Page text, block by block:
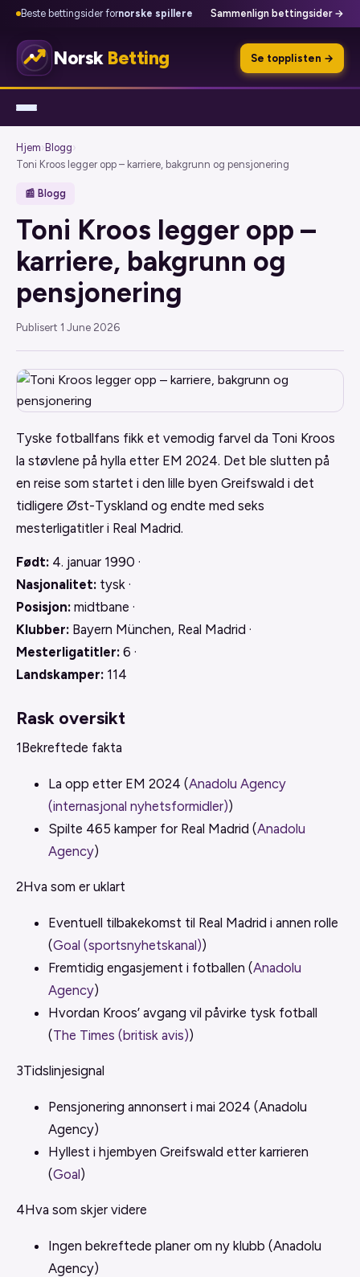
Beste bettingsider fornorske spillere Sammenlign bettingsider →
Norsk Betting Se topplisten →
Hjem› Blogg›
Toni Kroos legger opp – karriere, bakgrunn og pensjonering
📰 Blogg
Toni Kroos legger opp –
karriere, bakgrunn og
pensjonering
Publisert 1 June 2026
Tyske fotballfans fikk et vemodig farvel da Toni Kroos
la støvlene på hylla etter EM 2024. Det ble slutten på
en reise som startet i den lille byen Greifswald i det
tidligere Øst-Tyskland og endte med seks
mesterligatitler i Real Madrid.
Født: 4. januar 1990 ·
Nasjonalitet: tysk ·
Posisjon: midtbane ·
Klubber: Bayern München, Real Madrid ·
Mesterligatitler: 6 ·
Landskamper: 114
Rask oversikt
1Bekreftede fakta
La opp etter EM 2024 (Anadolu Agency
(internasjonal nyhetsformidler))
Spilte 465 kamper for Real Madrid (Anadolu
Agency)
2Hva som er uklart
Eventuell tilbakekomst til Real Madrid i annen rolle
(Goal (sportsnyhetskanal))
Fremtidig engasjement i fotballen (Anadolu
Agency)
Hvordan Kroos’ avgang vil påvirke tysk fotball
(The Times (britisk avis))
3Tidslinjesignal
Pensjonering annonsert i mai 2024 (Anadolu
Agency)
Hyllest i hjembyen Greifswald etter karrieren
(Goal)
4Hva som skjer videre
Ingen bekreftede planer om ny klubb (Anadolu
Agency)